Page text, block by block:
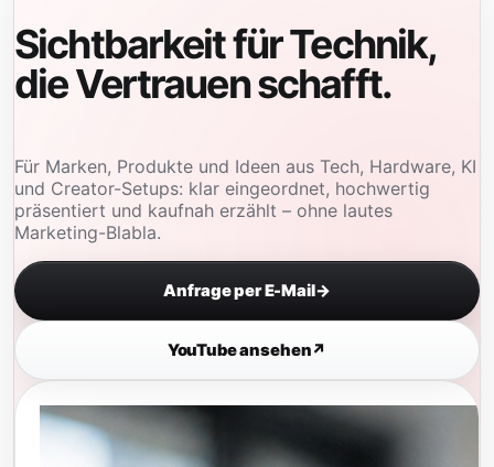
Sichtbarkeit für Technik,
die Vertrauen schafft.
Für Marken, Produkte und Ideen aus Tech, Hardware, KI
und Creator-Setups: klar eingeordnet, hochwertig
präsentiert und kaufnah erzählt – ohne lautes
Marketing-Blabla.
Anfrage per E-Mail→
YouTube ansehen↗